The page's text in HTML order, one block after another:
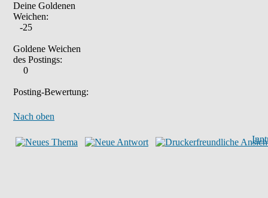
Deine Goldenen
Weichen:
-25
Goldene Weichen
des Postings:
0
Posting-Bewertung:
Nach oben